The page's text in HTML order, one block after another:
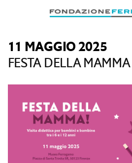
Salta
Salta al
Salta al
11 MAGGIO 2025
FESTA DELLA